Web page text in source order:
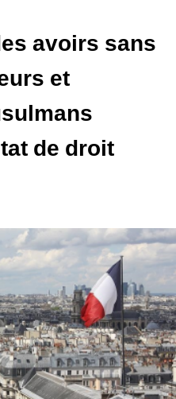
avoirs sans
et
de droit